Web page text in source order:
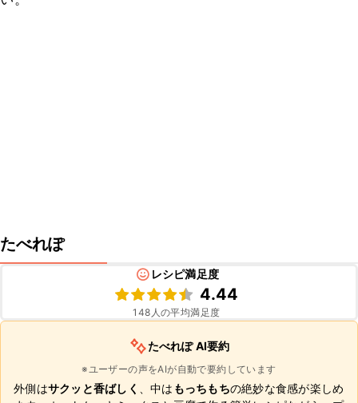
たべれぽ
レシピ満足度
4.44
148 人の平均満足度
たべれぽ AI要約
※ユーザーの声をAIが自動で要約しています
外側はサクッと香ばしく 、中は もっちもちの絶妙な食感が楽しめ